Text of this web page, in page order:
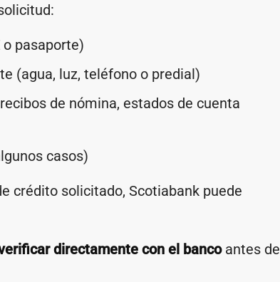
o pasaporte)
(agua, luz, teléfono o predial)
de nómina, estados de cuenta
casos)
crédito solicitado, Scotiabank puede
directamente con el bancoantes de